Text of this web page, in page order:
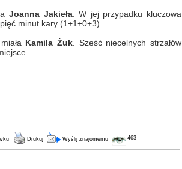
Joanna Jakieła. W jej przypadku kluczowa
minut kary (1+1+0+3).
Kamila Żuk . Sześć niecelnych strzałów
Drukuj Wyślij znajomemu 463